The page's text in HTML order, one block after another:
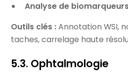
Analyse de
Outils clés :Annotation WSI,
taches, carrelage haute
5.3. Ophtalmologie